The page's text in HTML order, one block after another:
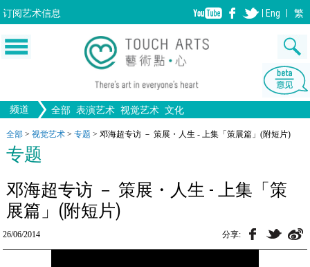
订阅艺术信息 Eng 繁
频道 全部 表演艺术 视觉艺术 文化
音乐 舞蹈
戏剧
歌剧/音乐剧
绘画 画图 版画
设计
工艺
装置
建筑
生活 文物 全部文化
全部 > 视觉艺术 > 专题 > 邓海超专访 － 策展・人生 - 上集「策展篇」(附短片)
专题
邓海超专访 － 策展・人生 - 上集「策
展篇」(附短片)
26/06/2014 分享: